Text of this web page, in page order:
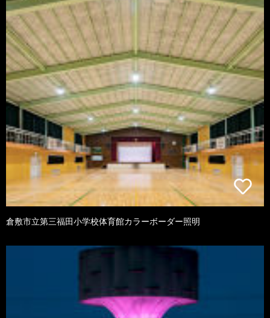
倉敷市立第三福田小学校体育館カラーボーダー照明